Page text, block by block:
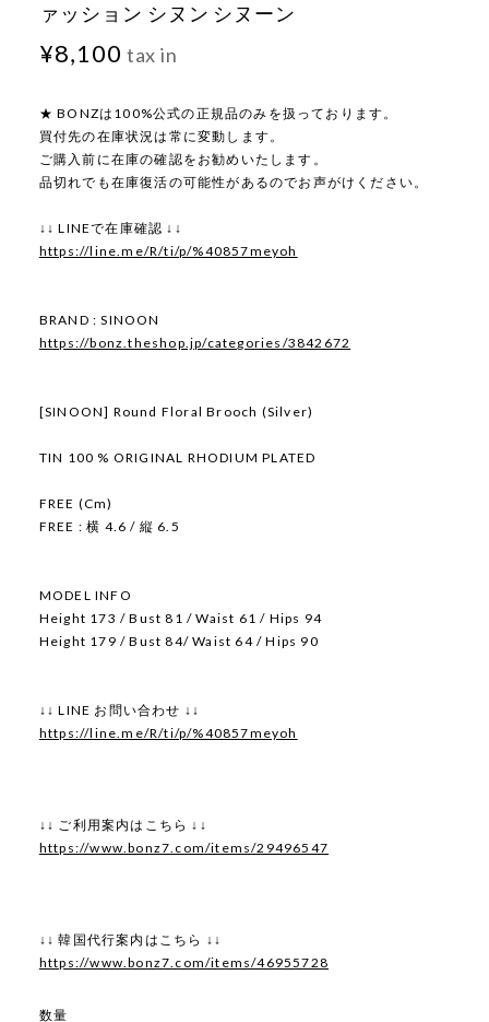
ァッション シヌン シヌーン
¥8,100 tax in
★ BONZは100%公式の正規品のみを扱っております。
買付先の在庫状況は常に変動します。
ご購入前に在庫の確認をお勧めいたします。
品切れでも在庫復活の可能性があるのでお声がけください。
↓↓ LINEで在庫確認 ↓↓
https://line.me/R/ti/p/%40857meyoh
BRAND : SINOON
https://bonz.theshop.jp/categories/3842672
[SINOON] Round Floral Brooch (Silver)
TIN 100 % ORIGINAL RHODIUM PLATED
FREE (Cm)
FREE : 横 4.6 / 縦 6.5
MODEL INFO
Height 173 / Bust 81 / Waist 61 / Hips 94
Height 179 / Bust 84/ Waist 64 / Hips 90
↓↓ LINE お問い合わせ ↓↓
https://line.me/R/ti/p/%40857meyoh
↓↓ ご利用案内はこちら ↓↓
https://www.bonz7.com/items/29496547
↓↓ 韓国代行案内はこちら ↓↓
https://www.bonz7.com/items/46955728
数量